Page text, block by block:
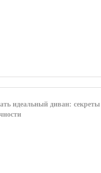
идеальный диван: